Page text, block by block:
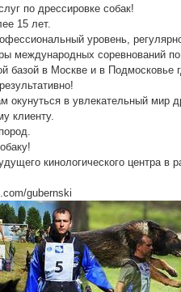
по дрессировке собак!
15 лет.
уровень,
международных соревнований
базой в Москве и в Подмосковье
в увлекательный мир
клиенту.
кинологического центра в
gubernski